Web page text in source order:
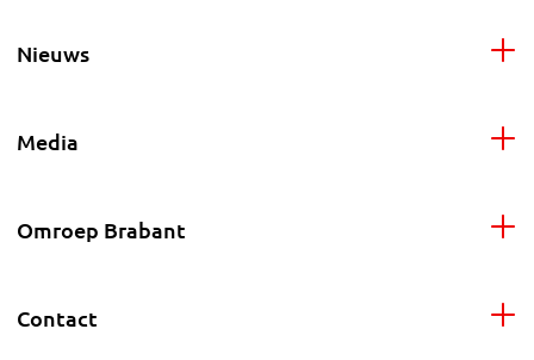
Nieuws
Media
Omroep Brabant
Contact